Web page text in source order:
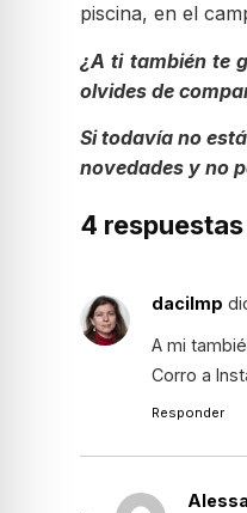
piscina, en el
¿A ti también te
olvides de
Si todavía no
novedades y no
4 respuestas
dacilmp
A mi
Corro a
Responder